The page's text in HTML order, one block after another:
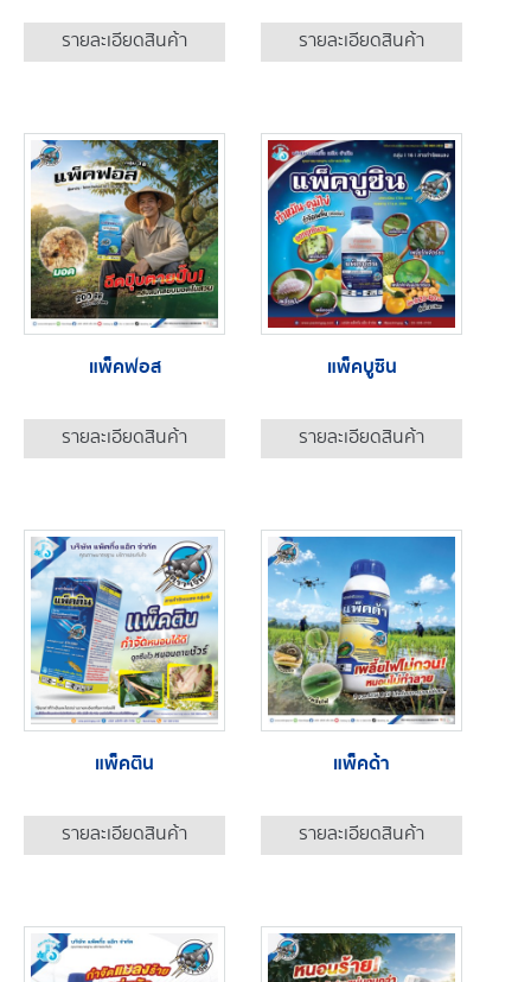
รายละเอียดสินค้า รายละเอียดสินค้า
แพ็คฟอส
รายละเอียดสินค้า
แพ็คบูซิน
รายละเอียดสินค้า
แพ็คติน
รายละเอียดสินค้า
แพ็คด้า
รายละเอียดสินค้า